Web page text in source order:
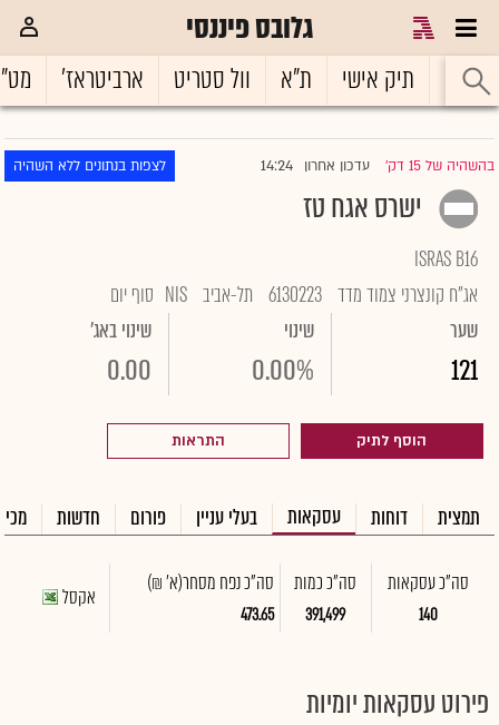
גלובס פיננסי
ראשי תיק אישי ת"א וול סטריט ארביטראז'
בהשהיה של 15 דק' |עדכון אחרון 14:24 לצפות בנתונים ללא השהיה
ישרס אגח טז
ISRAS B16
אג"ח קונצרני צמוד מדד 6130223 תל-אביב NIS סוף יום
שער
121
שינוי
0.00%
שינוי באג'
0.00
הוסף לתיק התראות
תמצית דוחות עסקאות בעלי עניין פורום חדשות
סה"כ עסקאות
140
סה"כ כמות
391,499
סה"כ נפח מסחר(א' ₪)
473.65
אקסל
פירוט עסקאות יומיות